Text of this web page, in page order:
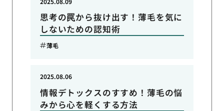
思考の罠から抜け出す！薄毛を気に
しないための認知術
薄毛
情報デトックスのすすめ！薄毛の悩
みから心を軽くする方法
2025.08.06